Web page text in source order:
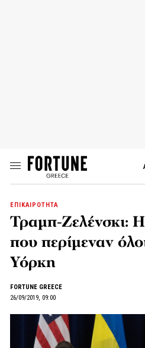
ΕΠΙΚΑΙΡΟΤΗΤΑ
Τραμπ-Ζελένσκι:
που περίμεναν
Υόρκη
FORTUNE GREECE
26/09/2019, 09:00